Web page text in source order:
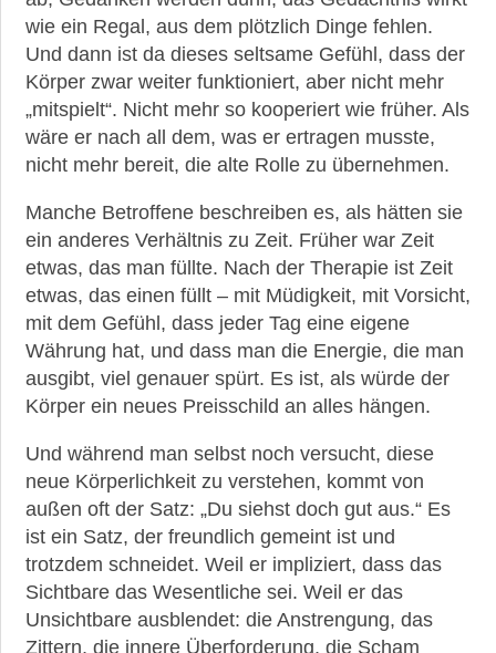
wie ein Regal, aus dem plötzlich Dinge fehlen.
Und dann ist da dieses seltsame Gefühl, dass der
Körper zwar weiter funktioniert, aber nicht mehr
„mitspielt“. Nicht mehr so kooperiert wie früher. Als
wäre er nach all dem, was er ertragen musste,
nicht mehr bereit, die alte Rolle zu übernehmen.
Manche Betroffene beschreiben es, als hätten sie
ein anderes Verhältnis zu Zeit. Früher war Zeit
etwas, das man füllte. Nach der Therapie ist Zeit
etwas, das einen füllt – mit Müdigkeit, mit Vorsicht,
mit dem Gefühl, dass jeder Tag eine eigene
Währung hat, und dass man die Energie, die man
ausgibt, viel genauer spürt. Es ist, als würde der
Körper ein neues Preisschild an alles hängen.
Und während man selbst noch versucht, diese
neue Körperlichkeit zu verstehen, kommt von
außen oft der Satz: „Du siehst doch gut aus.“ Es
ist ein Satz, der freundlich gemeint ist und
trotzdem schneidet. Weil er impliziert, dass das
Sichtbare das Wesentliche sei. Weil er das
Unsichtbare ausblendet: die Anstrengung, das
Zittern, die innere Überforderung, die Scham